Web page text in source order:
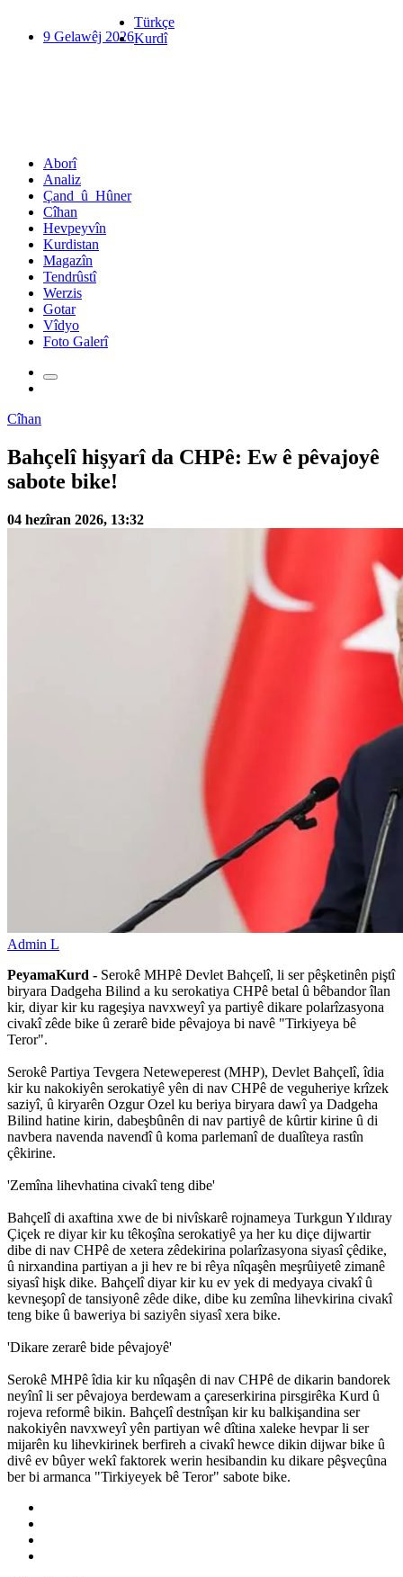
9 Gelawêj 2026
Türkçe
Kurdî
Aborî
Analiz
Çand_û_Hûner
Cîhan
Hevpeyvîn
Kurdistan
Magazîn
Tendrûstî
Werzis
Gotar
Vîdyo
Foto Galerî
Cîhan
Bahçelî hişyarî da CHPê: Ew ê pêvajoyê
sabote bike!
04 hezîran 2026, 13:32
Admin L
PeyamaKurd - Serokê MHPê Devlet Bahçelî, li ser pêşketinên piştî
biryara Dadgeha Bilind a ku serokatiya CHPê betal û bêbandor îlan
kir, diyar kir ku rageşiya navxweyî ya partiyê dikare polarîzasyona
civakî zêde bike û zerarê bide pêvajoya bi navê "Tirkiyeya bê
Teror".
Serokê Partiya Tevgera Neteweperest (MHP), Devlet Bahçelî, îdia
kir ku nakokiyên serokatiyê yên di nav CHPê de veguheriye krîzek
saziyî, û kiryarên Ozgur Ozel ku beriya biryara dawî ya Dadgeha
Bilind hatine kirin, dabeşbûnên di nav partiyê de kûrtir kirine û di
navbera navenda navendî û koma parlemanî de dualîteya rastîn
çêkirine.
'Zemîna lihevhatina civakî teng dibe'
Bahçelî di axaftina xwe de bi nivîskarê rojnameya Turkgun Yıldıray
Çiçek re diyar kir ku têkoşîna serokatiyê ya her ku diçe dijwartir
dibe di nav CHPê de xetera zêdekirina polarîzasyona siyasî çêdike,
û nirxandina partiyan a ji hev re bi rêya nîqaşên meşrûiyetê zimanê
siyasî hişk dike. Bahçelî diyar kir ku ev yek di medyaya civakî û
kevneşopî de tansiyonê zêde dike, dibe ku zemîna lihevkirina civakî
teng bike û baweriya bi saziyên siyasî xera bike.
'Dikare zerarê bide pêvajoyê'
Serokê MHPê îdia kir ku nîqaşên di nav CHPê de dikarin bandorek
neyînî li ser pêvajoya berdewam a çareserkirina pirsgirêka Kurd û
rojeva reformê bikin. Bahçelî destnîşan kir ku balkişandina ser
nakokiyên navxweyî yên partiyan wê dîtina xaleke hevpar li ser
mijarên ku lihevkirinek berfireh a civakî hewce dikin dijwar bike û
divê ev bûyer wekî faktorek werin hesibandin ku dikare pêşveçûna
ber bi armanca "Tirkiyeyek bê Teror" sabote bike.